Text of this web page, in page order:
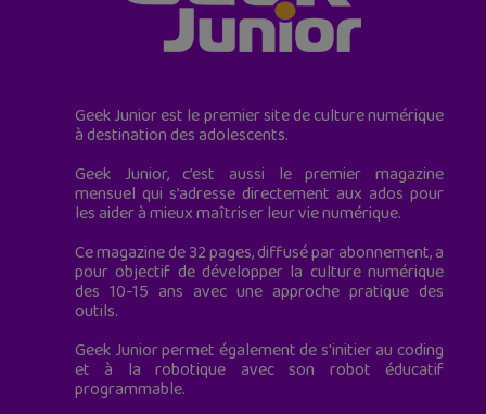
Geek Junior est le premier site de culture numérique
à destination des adolescents.
Geek Junior, c’est aussi le premier magazine
mensuel qui s’adresse directement aux ados pour
les aider à mieux maîtriser leur vie numérique.
Ce magazine de 32 pages, diffusé par abonnement, a
pour objectif de développer la culture numérique
des 10-15 ans avec une approche pratique des
outils.
Geek Junior permet également de s'initier au coding
et à la robotique avec son robot éducatif
programmable.